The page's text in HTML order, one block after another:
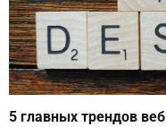
5 главных трендов